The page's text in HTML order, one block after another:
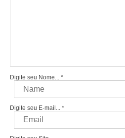
Digite seu Nome... *
Digite seu E-mail... *